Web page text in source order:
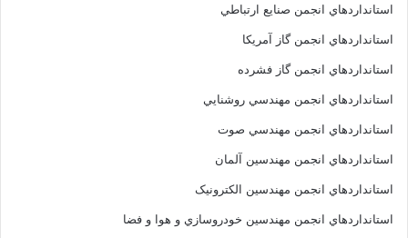
استانداردهاي انجمن صنايع ارتباطي
استانداردهاي انجمن گاز آمريکا
استانداردهاي انجمن گاز فشرده
استانداردهاي انجمن مهندسي روشنايي
استانداردهاي انجمن مهندسي صوت
استانداردهاي انجمن مهندسين آلمان
استانداردهاي انجمن مهندسين الکترونيک
استانداردهاي انجمن مهندسين خودروسازي و هوا و فضا